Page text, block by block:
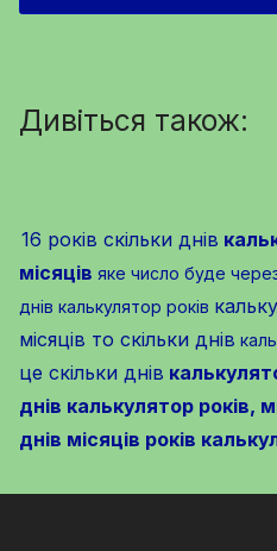
Дивіться також:
16 років скільки днів
місяців яке число буде через
днів калькулятор років
місяців то скільки днів
це скільки днів
днів калькулятор років,
днів місяців років